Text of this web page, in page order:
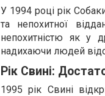
У 1994 році рік
та непохитної
непохитністю як у
надихаючи людей
Рік Свині:
1995 рік Свині